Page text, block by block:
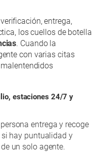
entrega,
los cuellos de botella
. Cuando la
con varias citas
estaciones 24/7 y
entrega y recoge
si hay puntualidad y
un solo agente.